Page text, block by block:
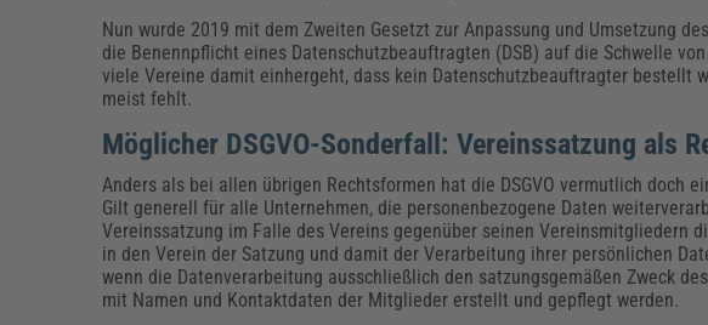
Nun wurde 2019 mit dem Zweiten Gesetzt zur Anpassung und Umsetzung
die Benennpflicht eines Datenschutzbeauftragten (DSB) auf die Schwelle
viele Vereine damit einhergeht, dass kein Datenschutzbeauftragter bestellt
meist fehlt.
Möglicher DSGVO-Sonderfall: Vereinssatzung als
Anders als bei allen übrigen Rechtsformen hat die DSGVO vermutlich
Gilt generell für alle Unternehmen, die personenbezogene Daten
Vereinssatzung im Falle des Vereins gegenüber seinen Vereinsmitgliedern
in den Verein der Satzung und damit der Verarbeitung ihrer persönlichen
wenn die Datenverarbeitung ausschließlich den satzungsgemäßen Zweck
mit Namen und Kontaktdaten der Mitglieder erstellt und gepflegt werden.